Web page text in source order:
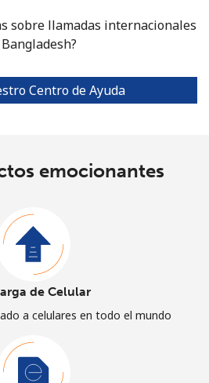
sobre llamadas internacionales
Centro de Ayuda
emocionantes
de Celular
a celulares en todo el mundo